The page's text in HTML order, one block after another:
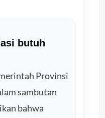
butuh
Provinsi
sambutan
bahwa